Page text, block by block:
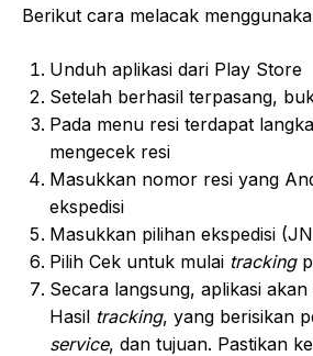
Berikut cara melacak
Unduh aplikasi dari Play Store
Setelah berhasil terpasang,
Pada menu resi terdapat
mengecek resi
Masukkan nomor resi yang
ekspedisi
Masukkan pilihan ekspedisi
Pilih Cek untuk mulai tracking
Secara langsung, aplikasi
Hasil tracking, yang berisikan
service, dan tujuan. Pastikan